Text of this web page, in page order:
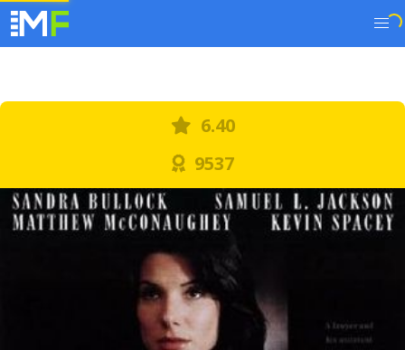
6.40
9537